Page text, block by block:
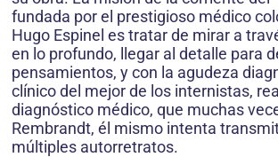
fundada por el prestigioso médico
Hugo Espinel es tratar de mirar a
en lo profundo, llegar al detalle para
pensamientos, y con la agudeza
clínico del mejor de los internistas,
diagnóstico médico, que muchas
Rembrandt, él mismo intenta
múltiples autorretratos.